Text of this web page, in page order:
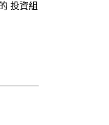
投資組